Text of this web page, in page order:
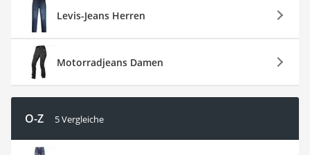
Levis-Jeans Herren
Motorradjeans Damen
O-Z 5 Vergleiche